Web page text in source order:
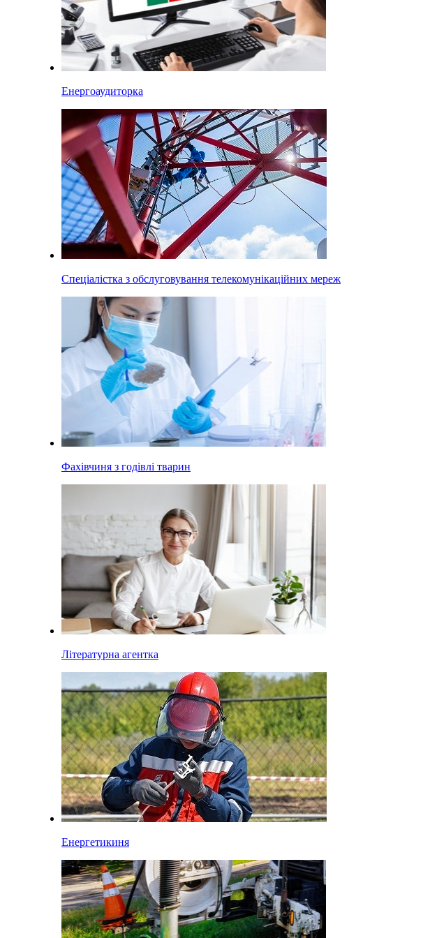
Енергоаудиторка
Спеціалістка з обслуговування телекомунікаційних мереж
Фахівчиня з годівлі тварин
Літературна агентка
Енергетикиня